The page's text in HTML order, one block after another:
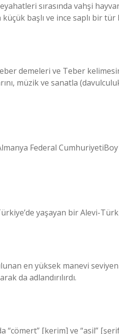
sırasında vahşi
küçük başlı ve ince saplı bir
demeleri ve Teber
müzik ve sanatla
Federal
yaşayan bir Alevi-
en yüksek manevi
da adlandırılırdı.